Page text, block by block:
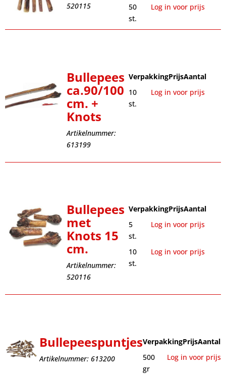
520115
50
st.
Log in voor prijs
Bullepees
ca.90/100
cm. +
Knots
Artikelnummer:
613199
VerpakkingPrijsAantal
10
st.
Log in voor prijs
Bullepees
met
Knots 15
cm.
Artikelnummer:
520116
VerpakkingPrijsAantal
5
st.
Log in voor prijs
10
st.
Log in voor prijs
Bullepeespuntjes
Artikelnummer: 613200
VerpakkingPrijsAantal
500
gr
Log in voor prijs